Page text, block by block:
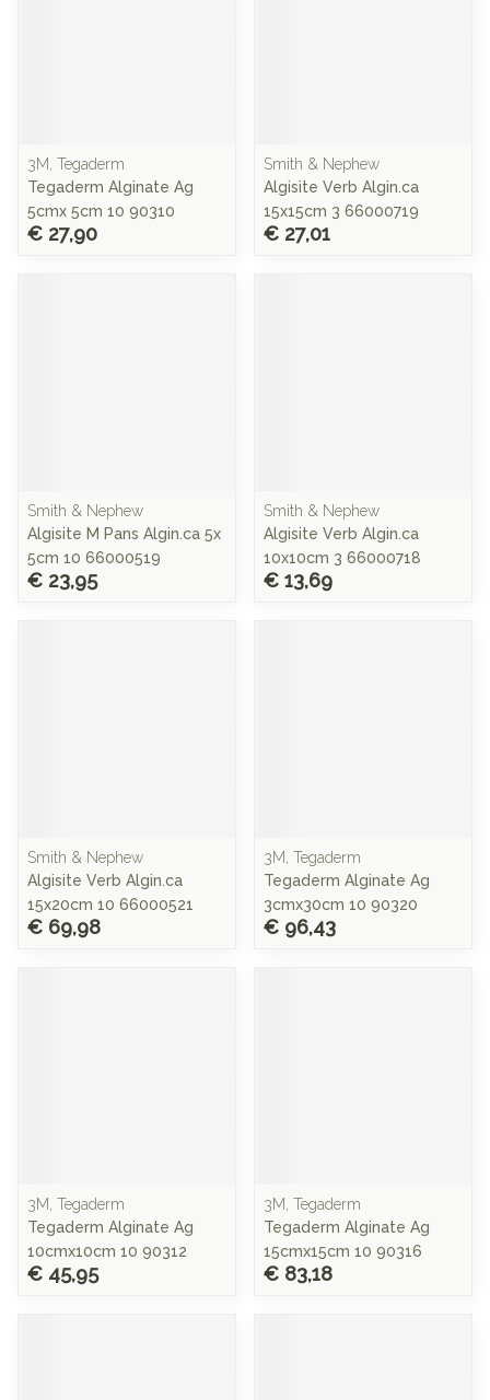
3M, Tegaderm
Tegaderm Alginate Ag
5cmx 5cm 10 90310
€ 27,90
Smith & Nephew
Algisite Verb Algin.ca
15x15cm 3 66000719
€ 27,01
Smith & Nephew
Algisite M Pans Algin.ca 5x
5cm 10 66000519
€ 23,95
Smith & Nephew
Algisite Verb Algin.ca
10x10cm 3 66000718
€ 13,69
Smith & Nephew
Algisite Verb Algin.ca
15x20cm 10 66000521
€ 69,98
3M, Tegaderm
Tegaderm Alginate Ag
3cmx30cm 10 90320
€ 96,43
3M, Tegaderm
Tegaderm Alginate Ag
10cmx10cm 10 90312
€ 45,95
3M, Tegaderm
Tegaderm Alginate Ag
15cmx15cm 10 90316
€ 83,18